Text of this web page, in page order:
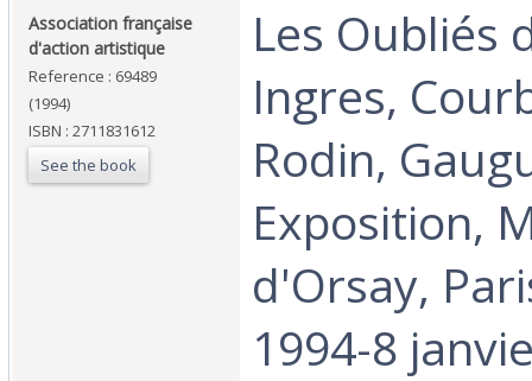
‎Association française
d'action artistique‎
Reference : 69489
(1994)
ISBN : 2711831612
See the book
‎Les Oubliés
Ingres,
Rodin,
Exposition,
d'Orsay,
1994-8